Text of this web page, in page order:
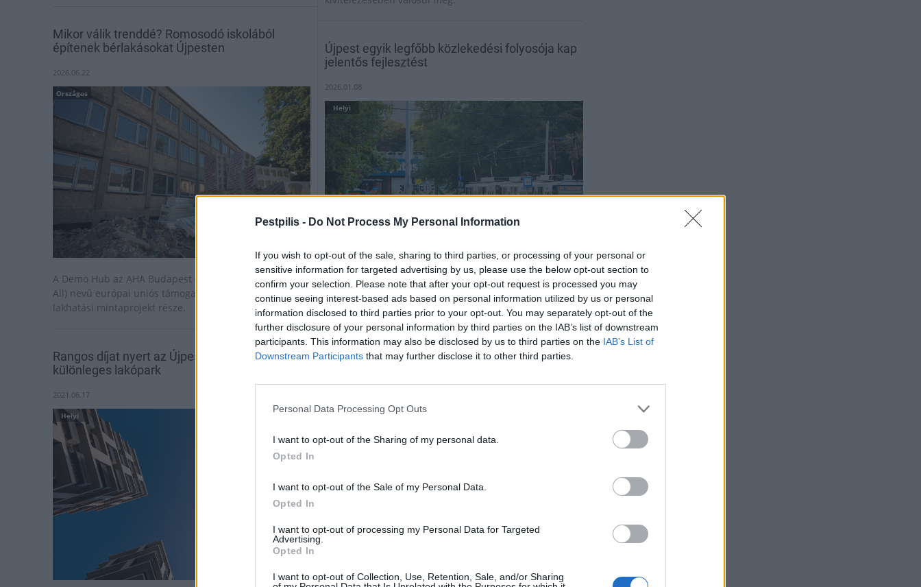
Pestpilis - Do Not Process My Personal Information
If you wish to opt-out of the sale, sharing to third parties, or processing of your personal or
sensitive information for targeted advertising by us, please use the below opt-out section to
confirm your selection. Please note that after your opt-out request is processed you may
continue seeing interest-based ads based on personal information utilized by us or personal
information disclosed to third parties prior to your opt-out. You may separately opt-out of the
further disclosure of your personal information by third parties on the IAB’s list of downstream
participants. This information may also be disclosed by us to third parties on the IAB’s List of
Downstream Participants that may further disclose it to other third parties.
Personal Data Processing Opt Outs
I want to opt-out of the Sharing of my personal data.
Opted In
I want to opt-out of the Sale of my Personal Data.
Opted In
I want to opt-out of processing my Personal Data for Targeted
Advertising.
Opted In
I want to opt-out of Collection, Use, Retention, Sale, and/or Sharing
Mikor válik trenddé? Romosodó iskolából
építenek bérlakásokat Újpesten
2026.06.22
Országos
A Demo Hub az AHA Budapest (Affordable Housing for
All) nevű európai uniós támogatással megvalósuló
lakhatási mintaprojekt része.
Rangos díjat nyert az Újpesten felépített
különleges lakópark
2021.06.17
Helyi
Újpest egyik legfőbb közlekedési folyosója kap
jelentős fejlesztést
2026.01.08
Helyi
A HE-DO kivitelezésében induló beruházásban az
útpálya mellett zöldfelületek és új kerékpáros
kapcsolatok is születnek
folyosóján
2021.06.01